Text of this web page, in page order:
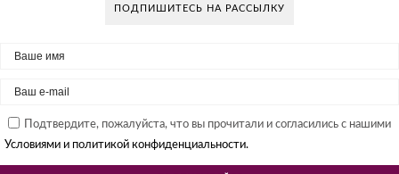
ПОДПИШИТЕСЬ НА РАССЫЛКУ
Подтвердите, пожалуйста, что вы прочитали и согласились с нашими
Условиями и политикой конфиденциальности.